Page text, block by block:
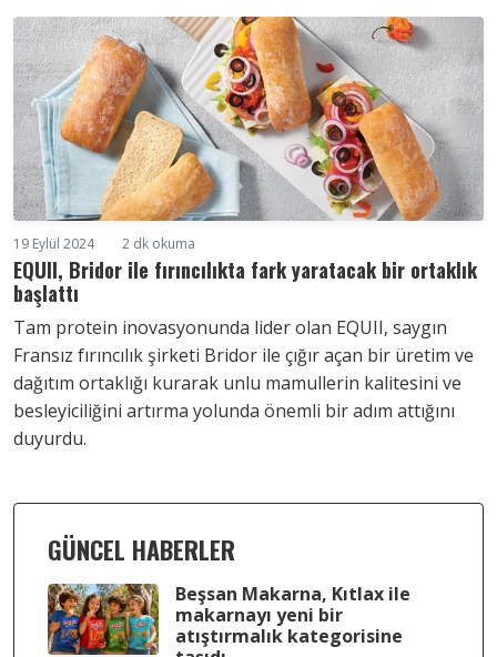
19 Eylül 2024 2 dk okuma
EQUII, Bridor ile fırıncılıkta fark yaratacak bir ortaklık
başlattı
Tam protein inovasyonunda lider olan EQUII, saygın
Fransız fırıncılık şirketi Bridor ile çığır açan bir üretim ve
dağıtım ortaklığı kurarak unlu mamullerin kalitesini ve
besleyiciliğini artırma yolunda önemli bir adım attığını
duyurdu.
GÜNCEL HABERLER
Beşsan Makarna, Kıtlax ile
makarnayı yeni bir
atıştırmalık kategorisine